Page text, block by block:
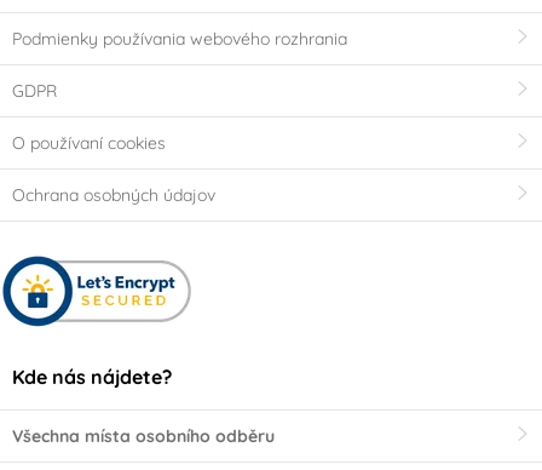
Podmienky používania webového rozhrania
GDPR
O používaní cookies
Ochrana osobných údajov
Kde nás nájdete?
Všechna místa osobního odběru